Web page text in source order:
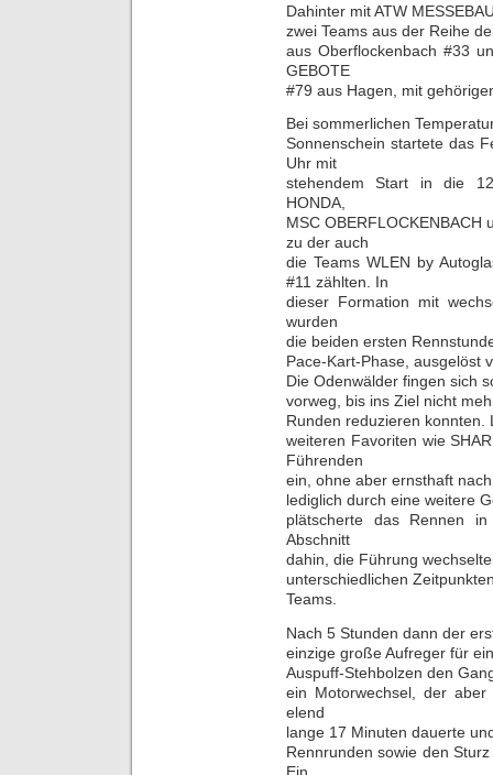
Dahinter mit ATW
zwei Teams aus der Reihe
aus Oberflockenbach #33
GEBOTE
#79 aus Hagen, mit
Bei sommerlichen
Sonnenschein startete das
Uhr mit
stehendem Start in die
HONDA,
MSC OBERFLOCKENBACH
zu der auch
die Teams WLEN by
#11 zählten. In
dieser Formation mit
wurden
die beiden ersten
Pace-Kart-Phase, ausgelöst
Die Odenwälder fingen sich
vorweg, bis ins Ziel nicht
Runden reduzieren
weiteren Favoriten wie
Führenden
ein, ohne aber ernsthaft
lediglich durch eine weitere
plätscherte das Rennen
Abschnitt
dahin, die Führung
unterschiedlichen
Teams.
Nach 5 Stunden dann der
einzige große Aufreger für
Auspuff-Stehbolzen den
ein Motorwechsel, der aber
elend
lange 17 Minuten dauerte
Rennrunden sowie den